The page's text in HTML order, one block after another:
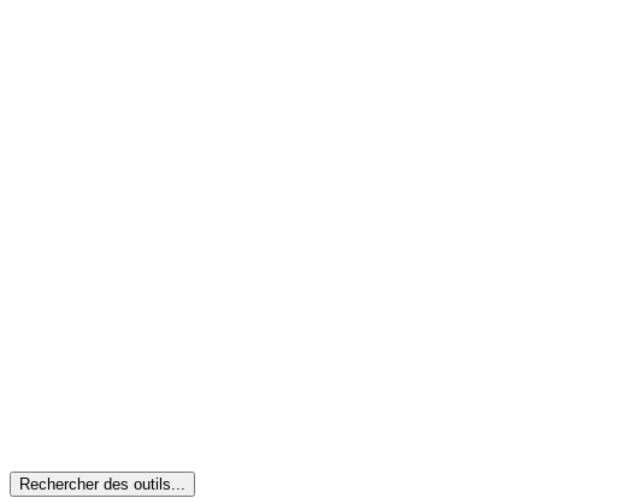
Rechercher des outils...